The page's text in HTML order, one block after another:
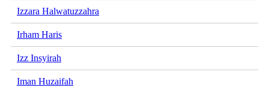
Izzara Halwatuzzahra
Irham Haris
Izz Insyirah
Iman Huzaifah